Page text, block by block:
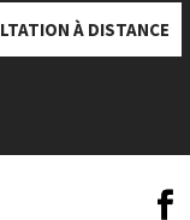
À DISTANCE